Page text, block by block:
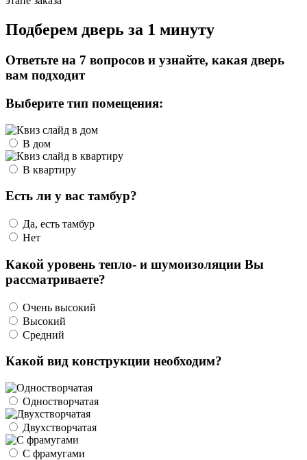
Подберем дверь за 1 минуту
Ответьте на 7 вопросов и узнайте, какая дверь
вам подходит
Выберите тип помещения:
В дом
В квартиру
Есть ли у вас тамбур?
Да, есть тамбур
Нет
Какой уровень тепло- и шумоизоляции Вы
рассматриваете?
Очень высокий
Высокий
Средний
Какой вид конструкции необходим?
Одностворчатая
Двухстворчатая
С фрамугами